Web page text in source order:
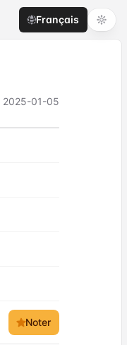
Français
2025-01-05
Noter